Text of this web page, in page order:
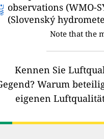
observations (WMO-
(Slovenský
Note that the
Kennen Sie
Warum
eigenen